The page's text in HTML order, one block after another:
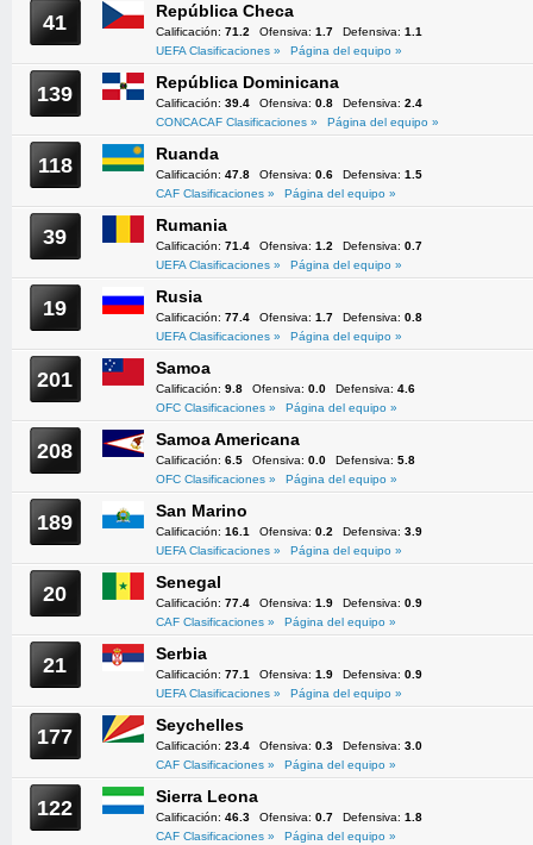
41 República Checa
Calificación: 71.2 Ofensiva: 1.7 Defensiva: 1.1
UEFA Clasificaciones »
Página del equipo »
139 República Dominicana
Calificación: 39.4 Ofensiva: 0.8 Defensiva: 2.4
CONCACAF Clasificaciones »
Página del equipo »
118 Ruanda
Calificación: 47.8 Ofensiva: 0.6 Defensiva: 1.5
CAF Clasificaciones »
Página del equipo »
39 Rumania
Calificación: 71.4 Ofensiva: 1.2 Defensiva: 0.7
UEFA Clasificaciones »
Página del equipo »
19 Rusia
Calificación: 77.4 Ofensiva: 1.7 Defensiva: 0.8
UEFA Clasificaciones »
Página del equipo »
201 Samoa
Calificación: 9.8 Ofensiva: 0.0 Defensiva: 4.6
OFC Clasificaciones »
Página del equipo »
208 Samoa Americana
Calificación: 6.5 Ofensiva: 0.0 Defensiva: 5.8
OFC Clasificaciones »
Página del equipo »
189 San Marino
Calificación: 16.1 Ofensiva: 0.2 Defensiva: 3.9
UEFA Clasificaciones »
Página del equipo »
20 Senegal
Calificación: 77.4 Ofensiva: 1.9 Defensiva: 0.9
CAF Clasificaciones »
Página del equipo »
21 Serbia
Calificación: 77.1 Ofensiva: 1.9 Defensiva: 0.9
UEFA Clasificaciones »
Página del equipo »
177 Seychelles
Calificación: 23.4 Ofensiva: 0.3 Defensiva: 3.0
CAF Clasificaciones »
Página del equipo »
122 Sierra Leona
Calificación: 46.3 Ofensiva: 0.7 Defensiva: 1.8
CAF Clasificaciones »
Página del equipo »